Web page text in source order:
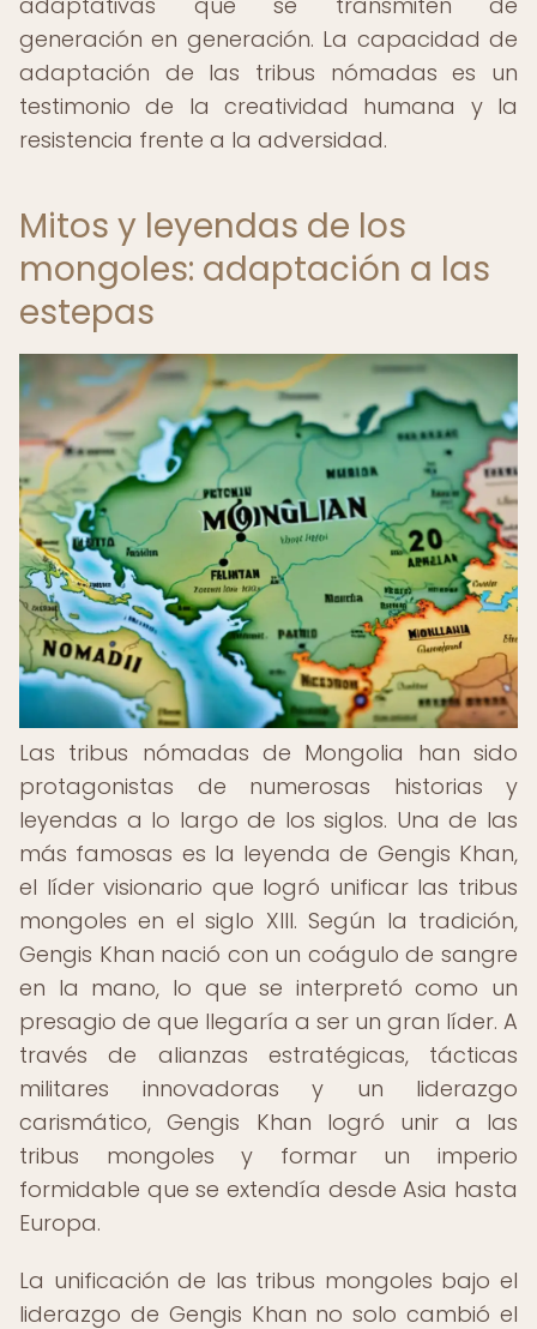
generación en generación. La capacidad de
adaptación de las tribus nómadas es un
testimonio de la creatividad humana y la
resistencia frente a la adversidad.
Mitos y leyendas de los
mongoles: adaptación a las
estepas
Las tribus nómadas de Mongolia han sido
protagonistas de numerosas historias y
leyendas a lo largo de los siglos. Una de las
más famosas es la leyenda de Gengis Khan,
el líder visionario que logró unificar las tribus
mongoles en el siglo XIII. Según la tradición,
Gengis Khan nació con un coágulo de sangre
en la mano, lo que se interpretó como un
presagio de que llegaría a ser un gran líder. A
través de alianzas estratégicas, tácticas
militares innovadoras y un liderazgo
carismático, Gengis Khan logró unir a las
tribus mongoles y formar un imperio
formidable que se extendía desde Asia hasta
Europa.
La unificación de las tribus mongoles bajo el
liderazgo de Gengis Khan no solo cambió el